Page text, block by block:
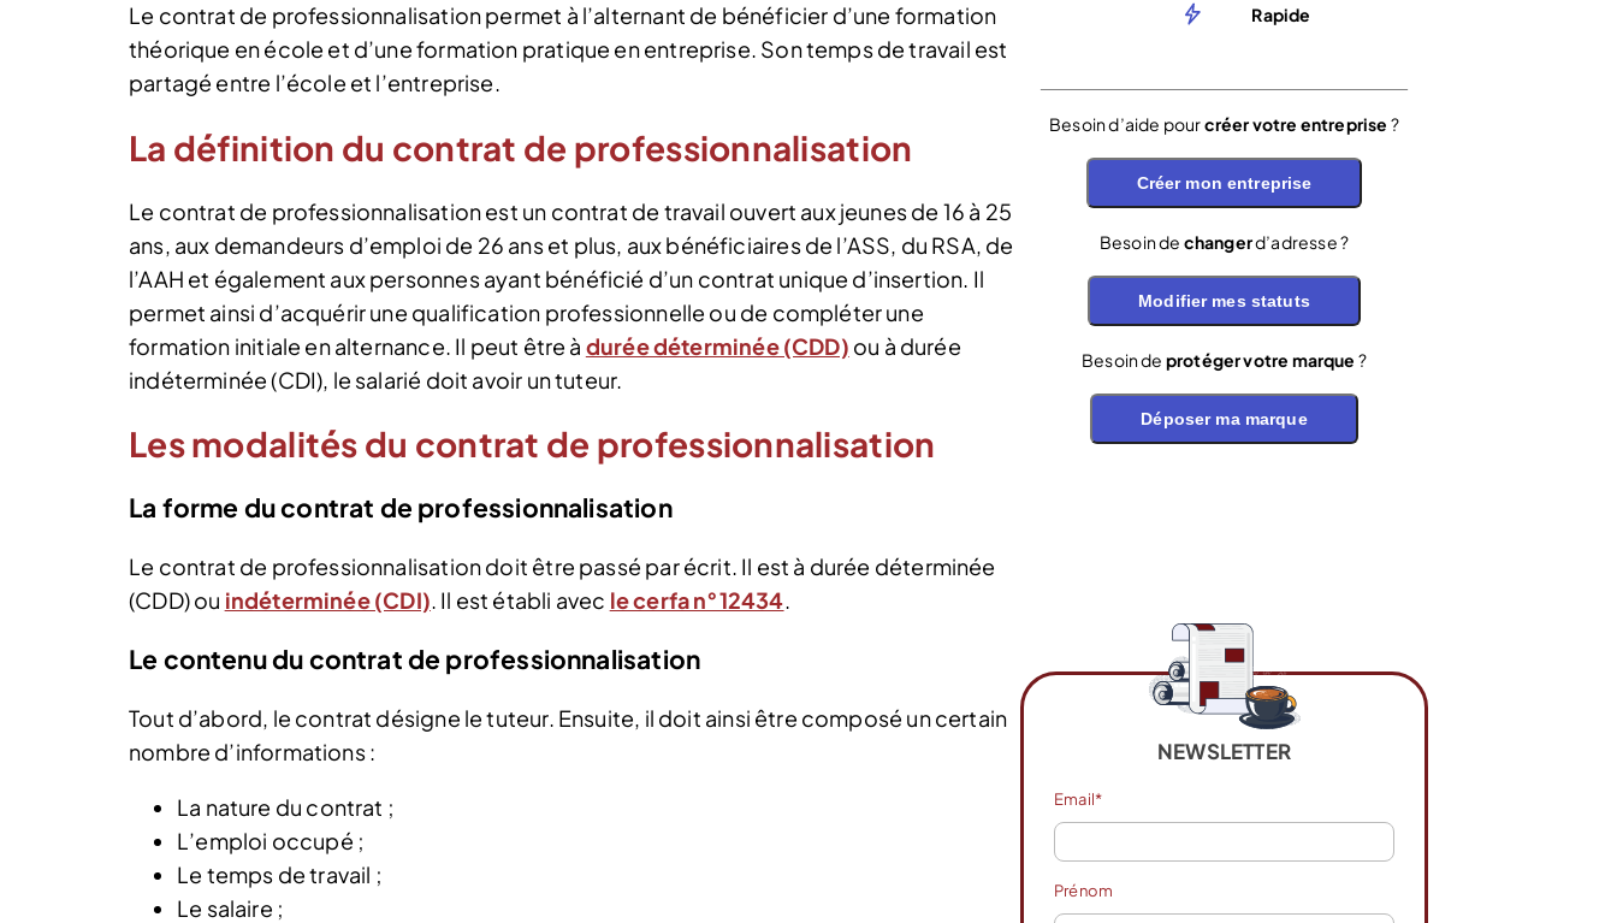
Le contrat de professionnalisation permet à l’alternant de bénéficier d’une formation
théorique en école et d’une formation pratique en entreprise. Son temps de travail est
partagé entre l’école et l’entreprise.
La définition du contrat de professionnalisation
Le contrat de professionnalisation est un contrat de travail ouvert aux jeunes de 16 à 25
ans, aux demandeurs d’emploi de 26 ans et plus, aux bénéficiaires de l’ASS, du RSA, de
l’AAH et également aux personnes ayant bénéficié d’un contrat unique d’insertion. Il
permet ainsi d’acquérir une qualification professionnelle ou de compléter une
formation initiale en alternance. Il peut être à durée déterminée (CDD) ou à durée
indéterminée (CDI), le salarié doit avoir un tuteur.
Les modalités du contrat de professionnalisation
La forme du contrat de professionnalisation
Le contrat de professionnalisation doit être passé par écrit. Il est à durée déterminée
(CDD) ou indéterminée (CDI). Il est établi avec le cerfa n°12434.
Le contenu du contrat de professionnalisation
Tout d’abord, le contrat désigne le tuteur. Ensuite, il doit ainsi être composé un certain
nombre d’informations :
La nature du contrat ;
L’emploi occupé ;
Le temps de travail ;
Le salaire ;
Rapide
Besoin d’aide pourcréer votre entreprise ?
Créer mon entreprise
Besoin de changerd’adresse ?
Modifier mes statuts
Besoin de protéger votre marque ?
Déposer ma marque
NEWSLETTER
Email*
Prénom